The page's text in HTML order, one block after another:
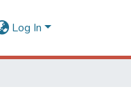
Log In